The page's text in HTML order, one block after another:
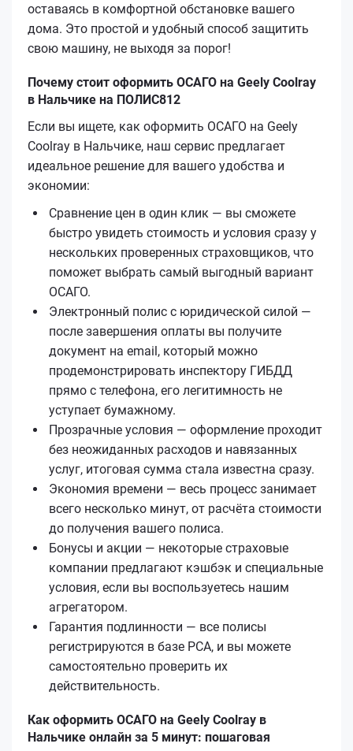
оставаясь в комфортной обстановке вашего
дома. Это простой и удобный способ защитить
свою машину, не выходя за порог!
Почему стоит оформить ОСАГО на Geely Coolray
в Нальчике на ПОЛИС812
Если вы ищете, как оформить ОСАГО на Geely
Coolray в Нальчике, наш сервис предлагает
идеальное решение для вашего удобства и
экономии:
Сравнение цен в один клик — вы сможете
быстро увидеть стоимость и условия сразу у
нескольких проверенных страховщиков, что
поможет выбрать самый выгодный вариант
ОСАГО.
Электронный полис с юридической силой —
после завершения оплаты вы получите
документ на email, который можно
продемонстрировать инспектору ГИБДД
прямо с телефона, его легитимность не
уступает бумажному.
Прозрачные условия — оформление проходит
без неожиданных расходов и навязанных
услуг, итоговая сумма стала известна сразу.
Экономия времени — весь процесс занимает
всего несколько минут, от расчёта стоимости
до получения вашего полиса.
Бонусы и акции — некоторые страховые
компании предлагают кэшбэк и специальные
условия, если вы воспользуетесь нашим
агрегатором.
Гарантия подлинности — все полисы
регистрируются в базе РСА, и вы можете
самостоятельно проверить их
действительность.
Как оформить ОСАГО на Geely Coolray в
Нальчике онлайн за 5 минут: пошаговая